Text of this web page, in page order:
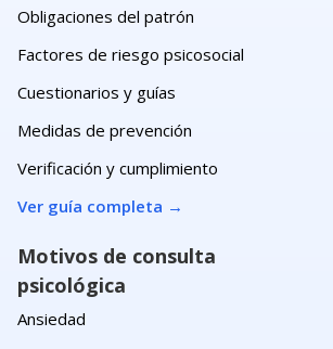
Obligaciones del patrón
Factores de riesgo psicosocial
Cuestionarios y guías
Medidas de prevención
Verificación y cumplimiento
Ver guía completa →
Motivos de consulta
psicológica
Ansiedad